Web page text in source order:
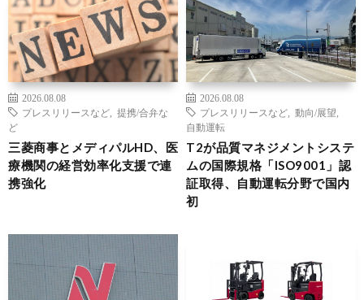
2026.08.08
プレスリリースなど
提携/合弁な
ど
三菱商事とメディパルHD、医
療機関の経営効率化支援で連
携強化
2026.08.08
プレスリリースなど
動向/展望
自動運転
T2が品質マネジメントシステ
ムの国際規格「ISO9001」認
証取得、自動運転分野で国内
初